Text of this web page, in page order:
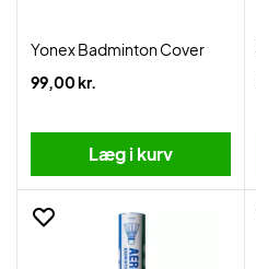
Yonex Badminton Cover
99,00 kr.
Læg i kurv